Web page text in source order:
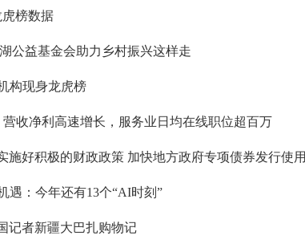
虎榜数据
公益基金会助力乡村振兴这样走
构现身龙虎榜
营收净利高速增长，服务业日均在线职位超百万
施好积极的财政政策 加快地方政府专项债券发行使用
遇：今年还有13个“AI时刻”
记者新疆大巴扎购物记